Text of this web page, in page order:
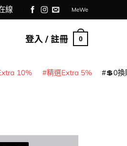
線 MeWe
登入 / 註冊 0
10% 精選Extra 5% 💲0換